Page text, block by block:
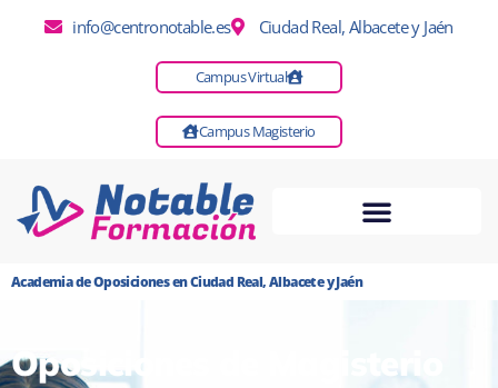
info@centronotable.es Ciudad Real, Albacete y Jaén
Campus Virtual
Campus Magisterio
Academia de Oposiciones en Ciudad Real, Albacete y Jaén
Oposiciones de Magisterio